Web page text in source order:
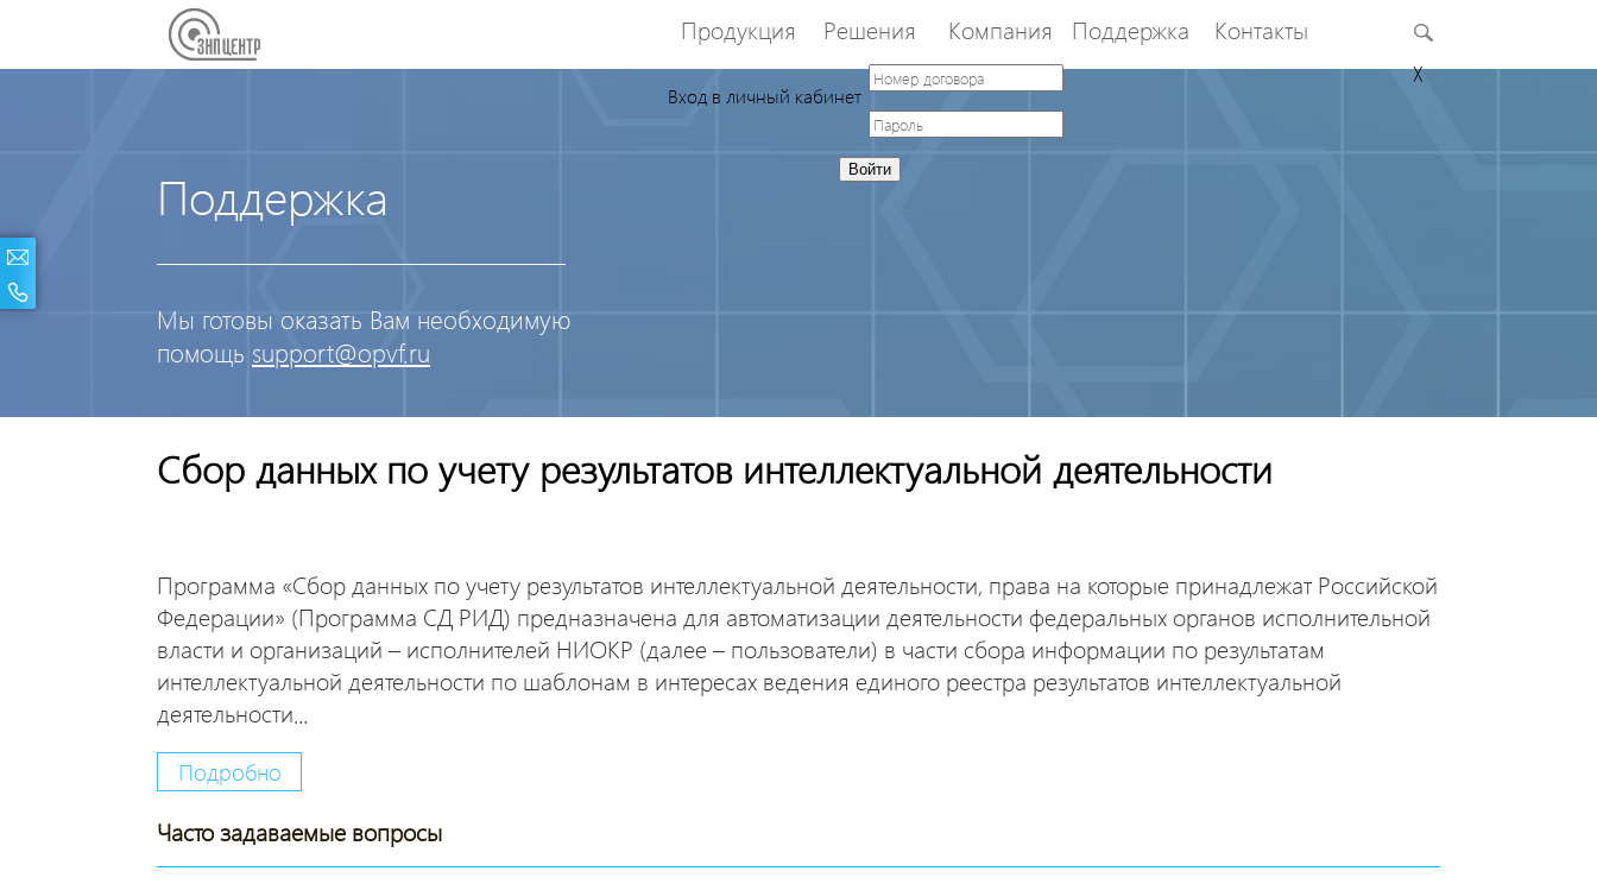
Продукция Решения Компания Поддержка Контакты
╳
Вход в личный кабинет
Войти
Поддержка
Мы готовы оказать Вам необходимую
помощь support@opvf.ru
Сбор данных по учету результатов интеллектуальной деятельности
Программа «Сбор данных по учету результатов интеллектуальной деятельности, права на которые принадлежат Российской
Федерации» (Программа СД РИД) предназначена для автоматизации деятельности федеральных органов исполнительной
власти и организаций – исполнителей НИОКР (далее – пользователи) в части сбора информации по результатам
интеллектуальной деятельности по шаблонам в интересах ведения единого реестра результатов интеллектуальной
деятельности...
Подробно
Часто задаваемые вопросы